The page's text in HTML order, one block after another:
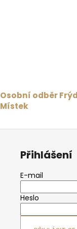
Osobní odběr
Místek
Přihlášení
E-mail
Heslo